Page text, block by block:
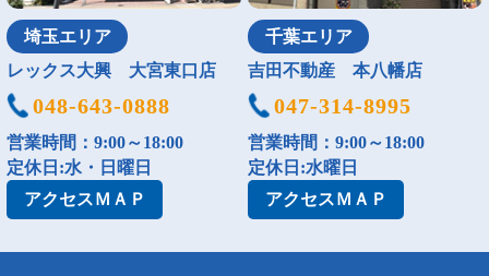
埼玉エリア
レックス大興 大宮東口店
048-643-0888
営業時間：9:00～18:00
定休日:水・日曜日
アクセスＭＡＰ
千葉エリア
吉田不動産 本八幡店
047-314-8995
営業時間：9:00～18:00
定休日:水曜日
アクセスＭＡＰ